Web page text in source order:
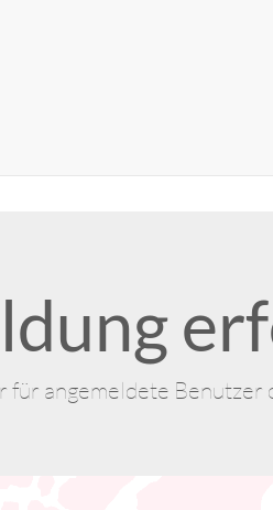
für angemeldete Benutzer